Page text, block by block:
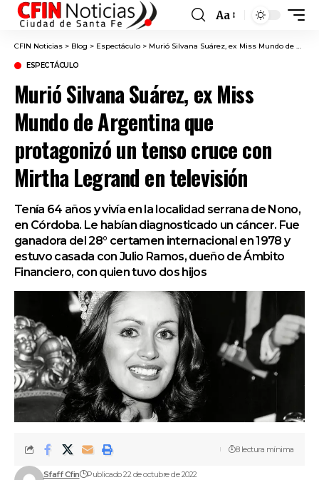
Font
Resizer
Aa
CFIN Noticias > Blog > Espectáculo > Murió Silvana Suárez, ex Miss Mundo de Argentina que protagonizó un tenso cruce con Mirtha Legrand en televisión
ESPECTÁCULO
Murió Silvana Suárez, ex Miss
Mundo de Argentina que
protagonizó un tenso cruce con
Mirtha Legrand en televisión
Tenía 64 años y vivía en la localidad serrana de Nono,
en Córdoba. Le habían diagnosticado un cáncer. Fue
ganadora del 28° certamen internacional en 1978 y
estuvo casada con Julio Ramos, dueño de Ámbito
Financiero, con quien tuvo dos hijos
Sfaff Cfin Publicado 22 de octubre de 2022
8 lectura mínima